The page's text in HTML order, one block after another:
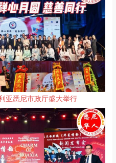
亚悉尼市政厅盛大举行